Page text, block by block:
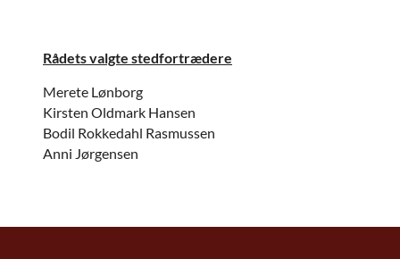
Rådets valgte stedfortrædere
Merete Lønborg
Kirsten Oldmark Hansen
Bodil Rokkedahl Rasmussen
Anni Jørgensen